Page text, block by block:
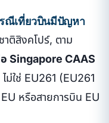
ณีเที่ยวบินมีปัญหา
ติสิงคโปร์, ตาม
Singapore CAAS
ไม่ใช่ EU261 (EU261
หรือสายการบิน EU